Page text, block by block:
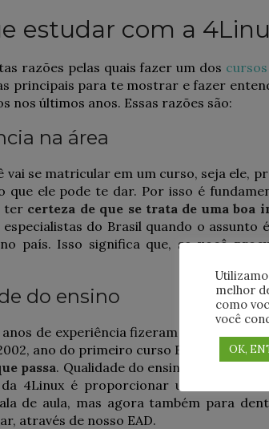
estudar com a
razões pelas quais fazer um dos
principais para te mostrar e fazer
nos últimos anos. Essas razões são:
na área
vai se matricular em um curso, seja ele,
que ele pode te dar. Por isso é
ter certeza de que se trata de uma boa
especialistas do Brasil quando o
país. Isso significa que, se você
do ensino
de experiência fizeram com que a
ano do primeiro curso EAD. E isso é
passa. Qualidade do ensino é uma das
4Linux é proporcionar uma boa
de aula, mas agora também para
através de nosso EAD.
melhor
como
você
OK,